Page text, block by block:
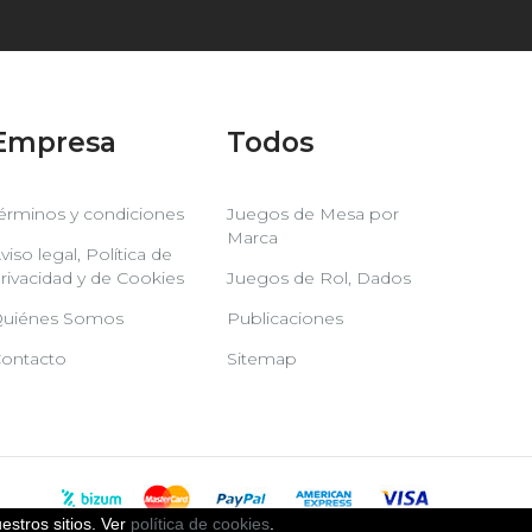
y condiciones
legal, Política de
y de Cookies
Somos
Todos
Juegos de Mesa por
Marca
Juegos de Rol, Dados
Publicaciones
Sitemap
sitios. Ver política de cookies.